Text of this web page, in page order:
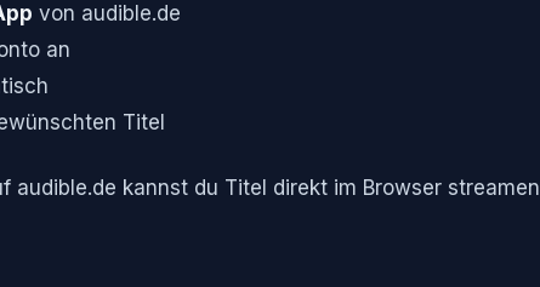
von audible.de
an
Titel
audible.de kannst du Titel direkt im Browser streamen